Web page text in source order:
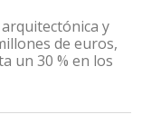
y
de euros,
un 30 % en los